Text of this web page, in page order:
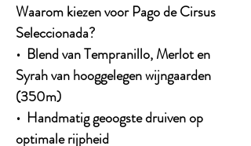
Waarom kiezen voor Pago de Cirsus
Seleccionada?
• Blend van Tempranillo, Merlot en
Syrah van hooggelegen wijngaarden
(350m)
• Handmatig geoogste druiven op
optimale rijpheid